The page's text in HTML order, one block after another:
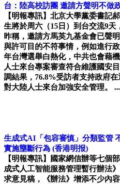
台：陸高校訪團 邀請方聲明不做
【明報專訊】北京大學黨委書記
生將於周六（15日）到台交流9
昨稱，邀請方馬英九基金會已聲
與許可目的不符事情，例如進行
年台灣選舉白熱化，中共也會藉
人士來台專案審查符合維護國安
調結果，76.8%受訪者支持政府
對大陸人士來台加強安全管理。
生成式AI「包容審慎」分類監管
實施壟斷行為 (香港明报)
【明報專訊】國家網信辦等七個
成式人工智能服務管理暫行辦法
求意見稿，《辦法》增添不少內